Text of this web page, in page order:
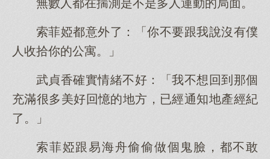
無數人都在揣測是不是多人運動的局面。
索菲婭都意外了：「你不要跟我說沒有僕
人收拾你的公寓。」
武貞香確實情緒不好：「我不想回到那個
充滿很多美好回憶的地方，已經通知地產經紀
了。」
索菲婭跟易海舟偷偷做個鬼臉，都不敢